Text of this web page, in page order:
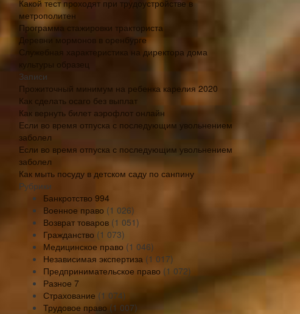
Какой тест проходят при трудоустройстве в
метрополитен
Программа стажировки тракториста
Деревни мормонов в оренбурге
Служебная характеристика на директора дома
культуры образец
Записи
Прожиточный минимум на ребенка карелия 2020
Как сделать осаго без выплат
Как вернуть билет аэрофлот онлайн
Если во время отпуска с последующим увольнением
заболел
Если во время отпуска с последующим увольнением
заболел
Как мыть посуду в детском саду по санпину
Рубрики
Банкротство 994
Военное право (1 026)
Возврат товаров (1 051)
Гражданство (1 073)
Медицинское право (1 046)
Независимая экспертиза (1 017)
Предпринимательское право (1 072)
Разное 7
Страхование (1 074)
Трудовое право (1 007)